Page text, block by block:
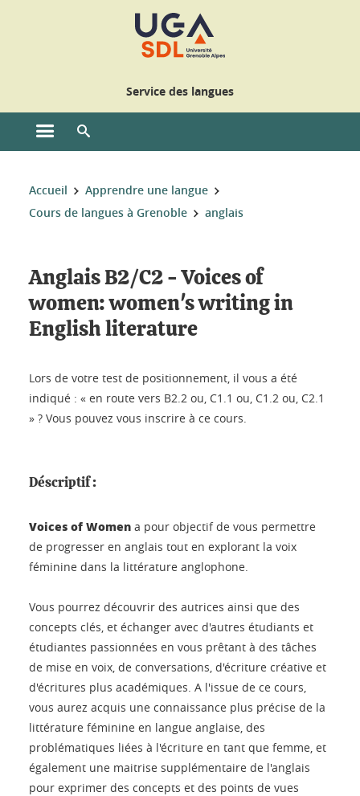
Service des langues
Ouvrir le menu principal
Vous êtes ici :
Accueil
Apprendre une langue
Cours de langues à Grenoble
anglais
Anglais B2/C2 - Voices of
women: women's writing in
English literature
Lors de votre test de positionnement, il vous a été
indiqué : « en route vers B2.2 ou, C1.1 ou, C1.2 ou, C2.1
» ? Vous pouvez vous inscrire à ce cours.
Déscriptif :
Voices of Women a pour objectif de vous permettre
de progresser en anglais tout en explorant la voix
féminine dans la littérature anglophone.
Vous pourrez découvrir des autrices ainsi que des
concepts clés, et échanger avec d'autres étudiants et
étudiantes passionnées en vous prêtant à des tâches
de mise en voix, de conversations, d'écriture créative et
d'écritures plus académiques. A l'issue de ce cours,
vous aurez acquis une connaissance plus précise de la
littérature féminine en langue anglaise, des
problématiques liées à l'écriture en tant que femme, et
également une maitrise supplémentaire de l'anglais
pour exprimer des concepts et des points de vues